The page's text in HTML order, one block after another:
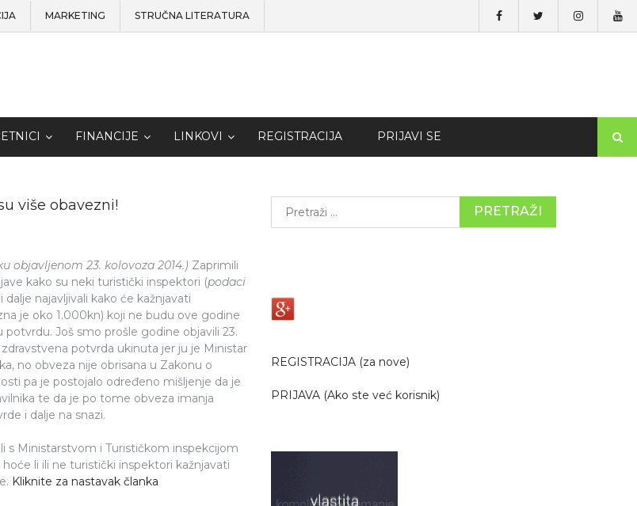
MARKETING STRUČNA LITERATURA
FINANCIJE LINKOVI REGISTRACIJA PRIJAVI SE
više obavezni!
objavljenom 23. kolovoza 2014.) Zaprimili
kako su neki turistički inspektori (podaci
dalje najavljivali kako će kažnjavati
je oko 1.000kn) koji ne budu ove godine
potvrdu. Još smo prošle godine objavili 23.
potvrda ukinuta jer ju je Ministar
no obveza nije obrisana u Zakonu o
pa je postojalo određeno mišljenje da je
te da je po tome obveza imanja
i dalje na snazi.
s Ministarstvom i Turističkom inspekcijom
li ili ne turistički inspektori kažnjavati
Kliknite za nastavak članka
REGISTRACIJA (za nove)
PRIJAVA (Ako ste već korisnik)